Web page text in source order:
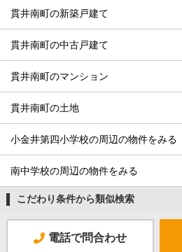
貫井南町の新築戸建て
貫井南町の中古戸建て
貫井南町のマンション
貫井南町の土地
小金井第四小学校の周辺の物件をみる
南中学校の周辺の物件をみる
こだわり条件から類似検索
電話で問合わせ